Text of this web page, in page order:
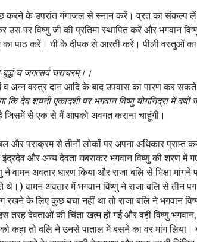
करने के उपरांत गंगाजल से स्नान करें। व्रत का संकल्प लें
पर विष्णु जी की प्रतिमा स्थापित करें और भगवान
का पाठ करें। घी के दीपक से आरती करें। पीली वस्तुओं का
बुद्धं च जगत्सर्व चराचरम्।।
व अन्न वस्त्र दान आदि के बाद उपवास का पारण कर
देव शयनी एकादशी पर भगवान विष्णु योगनिद्रा में क्यों
जिसमें से एक से मैं आपको अवगत कराना चाहूंगी।
और पराक्रम से तीनों लोकों पर अपना अधिकार प्राप्त
और अन्य देवता घबराकर भगवान विष्णु की शरण
वामन अवतार धारण किया और राजा बलि से भिक्षा मांगने
थे।) वामन अवतार में भगवान विष्णु ने राजा बलि से तीन
के लिए कुछ बचा नहीं था तो राजा बलि ने भगवान
तरह देवताओं की चिंता खत्म हो गई और वहीं विष्णु
कहा तो बलि ने उनसे पाताल में बसने का वर मांग लिया।